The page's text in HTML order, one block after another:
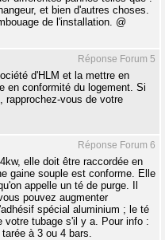
et bien d'autres choses.
de l'installation. @
Réponse Forum 5
d'HLM et la mettre en
en conformité du logement. Si
rapprochez-vous de votre
Réponse Forum 6
elle doit être raccordée en
gaine souple est conforme. Elle
appelle un té de purge. Il
pouvez augmenter
spécial aluminium ; le té
votre tubage s'il y a. Pour info :
à 3 ou 4 bars.